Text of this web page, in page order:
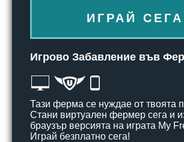
ИГРАЙ СЕГА
Игрово Забавление във
Тази ферма се нуждае от твоята
Стани виртуален фермер сега и
браузър версията на играта My
Играй безплатно сега!